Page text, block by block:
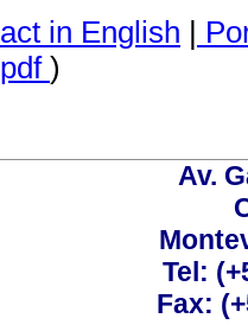
in English |
pdf )
Av.
Tel:
Fax: